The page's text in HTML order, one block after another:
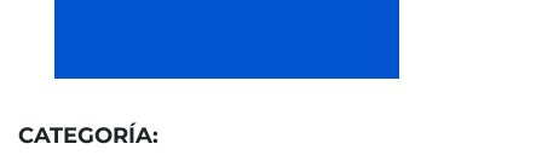
CATEGORÍA: